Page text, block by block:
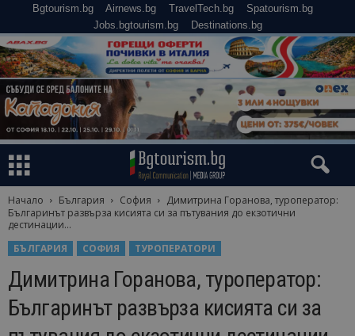
Bgtourism.bg Airnews.bg TravelTech.bg
Spatourism.bg
Jobs.bgtourism.bg
Destinations.bg
Начало България София
Димитрина Горанова, туроператор:
Българинът развърза кисията си за пътувания до екзотични
дестинации...
БЪЛГАРИЯ
СОФИЯ ТУРОПЕРАТОРИ
Димитрина Горанова, туроператор:
Българинът развърза кисията си за